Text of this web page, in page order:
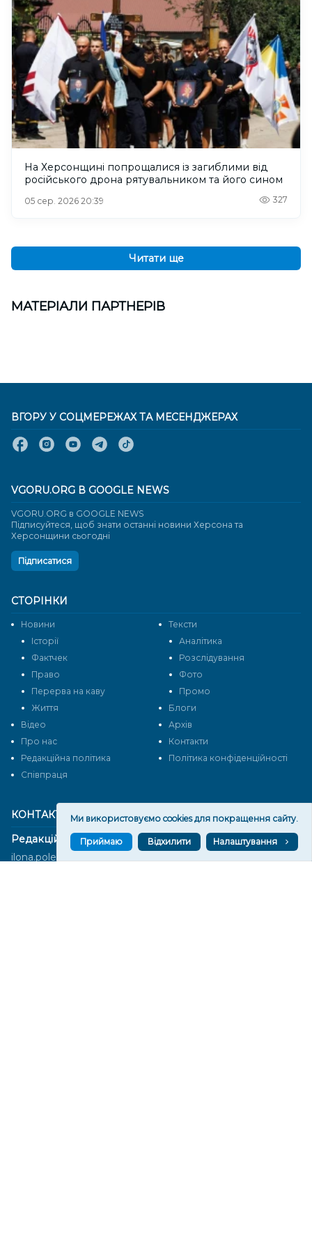
На Херсонщині попрощалися із загиблими від
російського дрона рятувальником та його сином
05 сер. 2026 20:39 327
Читати ще
МАТЕРІАЛИ ПАРТНЕРІВ
КОНТАКТИ
Редакційний відділ:
ilona.polesova@gmail.com
СТОРІНКИ
Новини
Тексти
Історії
Аналітика
Фактчек
Розслідування
Право
Фото
Перерва на каву
Промо
Життя
Блоги
Відео
Архів
Про нас
Контакти
Редакційна політика
Політика конфіденційності
Cпівпраця
ВГОРУ У СОЦМЕРЕЖАХ ТА МЕСЕНДЖЕРАХ
VGORU.ORG В GOOGLE NEWS
VGORU.ORG в GOOGLE NEWS
Підписуйтеся, щоб знати останні новини Херсона та
Херсонщини сьогодні
Підписатися
Ми використовуємо cookies для покращення сайту.
Приймаю Відхилити Налаштування